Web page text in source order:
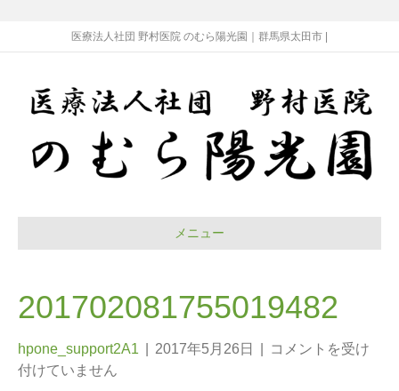
医療法人社団 野村医院 のむら陽光園｜群馬県太田市 |
メニュー
201702081755019482
hpone_support2A1 2017年5月26日
コメントを受け
付けていません